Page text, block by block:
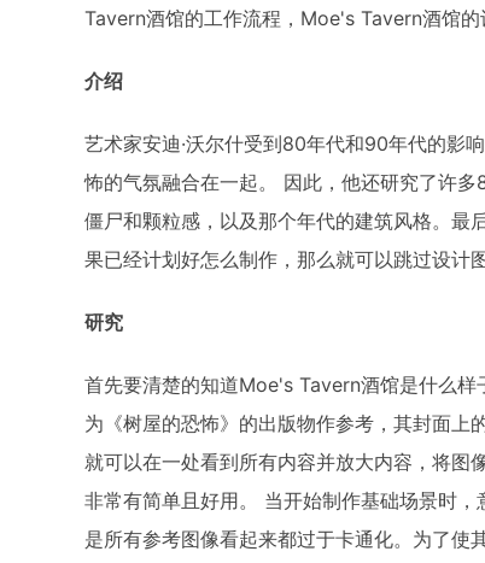
Tavern酒馆的工作流程，Moe's Tavern酒馆的
介绍
艺术家安迪·沃尔什受到80年代和90年代的影
怖的气氛融合在一起。 因此，他还研究了许
僵尸和颗粒感，以及那个年代的建筑风格。
果已经计划好怎么制作，那么就可以跳过设计
研究
首先要清楚的知道Moe's Tavern酒馆是什么样
为《树屋的恐怖》的出版物作参考，其封面
就可以在一处看到所有内容并放大内容，将
非常有简单且好用。 当开始制作基础场景时
是所有参考图像看起来都过于卡通化。为了使